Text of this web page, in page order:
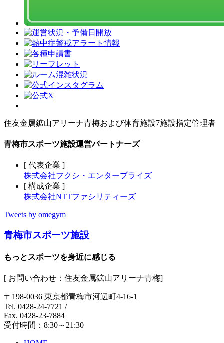
住友金属鉱山アリーナ青梅および体育施設7施設指定管理者
青梅市スポーツ施設運営パートナーズ
[ 代表企業 ]
株式会社フクシ・エンタープライズ
[ 構成企業 ]
株式会社NTTファシリティーズ
Tweets by omegym
青梅市スポーツ施設
もっとスポーツを身近に感じる
[ お問い合わせ：住友金属鉱山アリーナ青梅]
〒198-0036 東京都青梅市河辺町4-16-1
Tel. 0428-24-7721 /
Fax. 0428-23-7884
受付時間：8:30～21:30